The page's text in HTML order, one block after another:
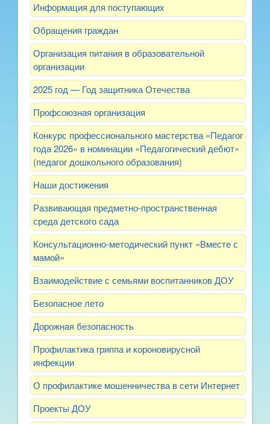
Информация для поступающих
Обращения граждан
Организация питания в образовательной
организации
2025 год — Год защитника Отечества
Профсоюзная организация
Конкурс профессионального мастерства «Педагог
года 2026» в номинации «Педагогический дебют»
(педагог дошкольного образования)
Наши достижения
Развивающая предметно-пространственная
среда детского сада
Консультационно-методический пункт «Вместе с
мамой»
Взаимодействие с семьями воспитанников ДОУ
Безопасное лето
Дорожная безопасность
Профилактика гриппа и короновирусной
инфекции
О профилактике мошенничества в сети Интернет
Проекты ДОУ